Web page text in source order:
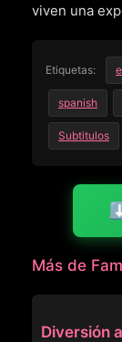
viven una
Etiquetas:
spanish
Subtitulos
Más de
Diversión